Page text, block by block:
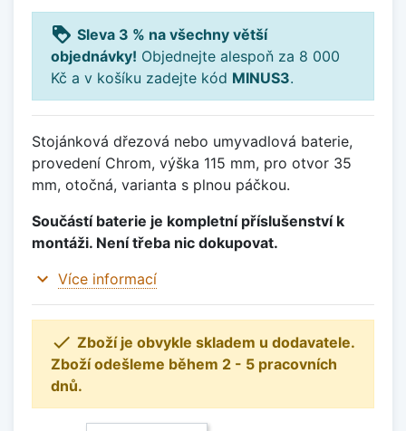
loyalty Sleva 3 % na všechny větší
objednávky! Objednejte alespoň za 8 000
Kč a v košíku zadejte kód MINUS3.
Stojánková dřezová nebo umyvadlová baterie,
provedení Chrom, výška 115 mm, pro otvor 35
mm, otočná, varianta s plnou páčkou.
Součástí baterie je kompletní příslušenství k
montáži. Není třeba nic dokupovat.
expand_more Více informací
 Zboží je obvykle skladem u dodavatele.
Zboží odešleme během 2 - 5 pracovních
dnů.